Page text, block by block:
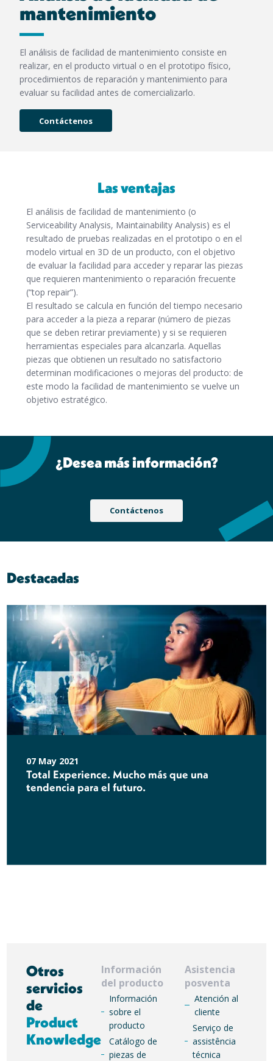
mantenimiento
El análisis de facilidad de mantenimiento consiste en
realizar, en el producto virtual o en el prototipo físico,
procedimientos de reparación y mantenimiento para
evaluar su facilidad antes de comercializarlo.
Contáctenos
Las ventajas
El análisis de facilidad de mantenimiento (o
Serviceability Analysis, Maintainability Analysis) es el
resultado de pruebas realizadas en el prototipo o en el
modelo virtual en 3D de un producto, con el objetivo
de evaluar la facilidad para acceder y reparar las piezas
que requieren mantenimiento o reparación frecuente
(“top repair”).
El resultado se calcula en función del tiempo necesario
para acceder a la pieza a reparar (número de piezas
que se deben retirar previamente) y si se requieren
herramientas especiales para alcanzarla. Aquellas
piezas que obtienen un resultado no satisfactorio
determinan modificaciones o mejoras del producto: de
este modo la facilidad de mantenimiento se vuelve un
objetivo estratégico.
¿Desea más información?
Contáctenos
Destacadas
07 May 2021
Total Experience. Mucho más que una
tendencia para el futuro.
Otros
servicios
de
Product
Knowledge
Información
del producto
Información
sobre el
producto
Catálogo de
piezas de
Asistencia
posventa
Atención al
cliente
Serviço de
assistência
técnica